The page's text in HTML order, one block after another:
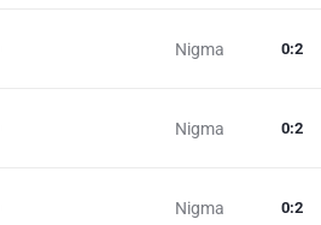
Nigma 0:2
Nigma 0:2
Nigma 0:2